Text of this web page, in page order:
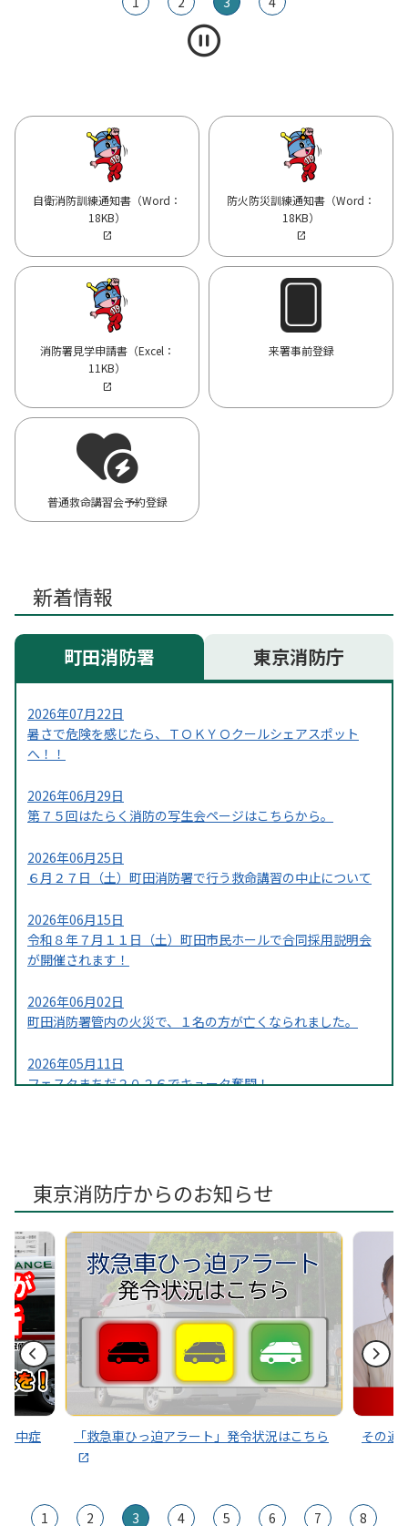
自衛消防訓練通知書（Word：
18KB）
防火防災訓練通知書（Word：
18KB）
消防署見学申請書（Excel：
11KB）
来署事前登録
普通救命講習会予約登録
新着情報
町田消防署 東京消防庁
2026年07月22日
暑さで危険を感じたら、ＴＯＫＹＯクールシェアスポット
へ！！
2026年06月29日
第７５回はたらく消防の写生会ページはこちらから。
2026年06月25日
６月２７日（土）町田消防署で行う救命講習の中止について
2026年06月15日
令和８年７月１１日（土）町田市民ホールで合同採用説明会
が開催されます！
2026年06月02日
町田消防署管内の火災で、１名の方が亡くなられました。
2026年05月11日
フェスタまちだ２０２６でキュータ奮闘！
2026年02月09日
「春フェス in MFS」開催決定！！
2026年01月26日
デザイン専門学校と共同プロジェクト始動！！
2025年03月13日
東京都住宅供給公社町田窓口センターに「救急講習受講優良
証」を交付しました。
東京消防庁からのお知らせ
中症 「救急車ひっ迫アラート」発令状況はこちら その通
1 2 3 4 5 6 7 8